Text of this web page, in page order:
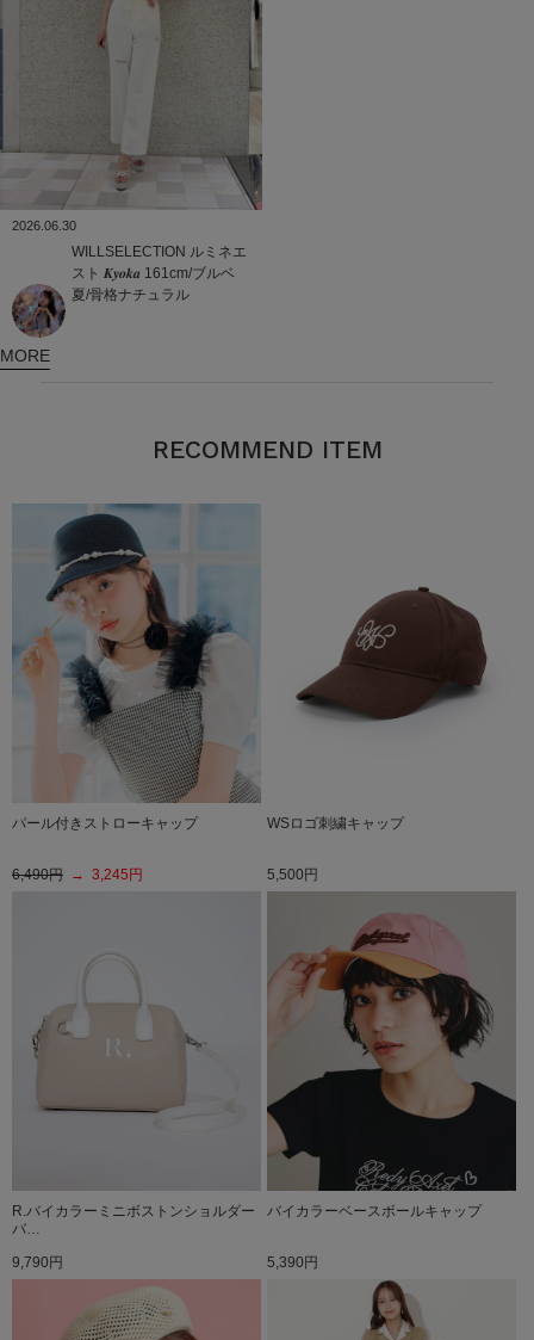
2026.06.30
WILLSELECTION ルミネエ
スト 𝑲𝒚𝒐𝒌𝒂 161cm/ブルベ
夏/骨格ナチュラル
MORE
RECOMMEND ITEM
パール付きストローキャップ
6,490円 → 3,245円
WSロゴ刺繍キャップ
5,500円
R.バイカラーミニボストンショルダー
バ…
9,790円
バイカラーベースボールキャップ
5,390円